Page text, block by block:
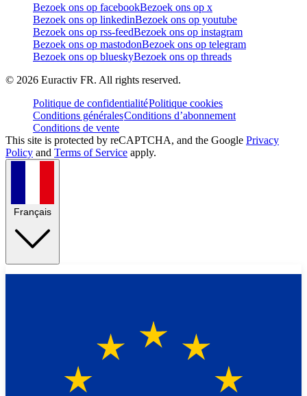
Bezoek ons op facebookBezoek ons op x
Bezoek ons op linkedinBezoek ons op youtube
Bezoek ons op rss-feedBezoek ons op instagram
Bezoek ons op mastodonBezoek ons op telegram
Bezoek ons op blueskyBezoek ons op threads
© 2026 Euractiv FR. All rights reserved.
Politique de confidentialitéPolitique cookies
Conditions généralesConditions d’abonnement
Conditions de vente
This site is protected by reCAPTCHA, and the Google Privacy
Policy and Terms of Service apply.
Français